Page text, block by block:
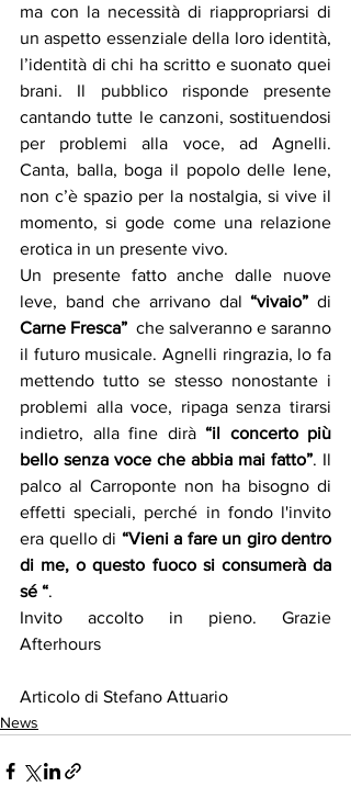
ma con la necessità di riappropriarsi di
un aspetto essenziale della loro identità,
l’identità di chi ha scritto e suonato quei
brani. Il pubblico risponde presente
cantando tutte le canzoni, sostituendosi
per problemi alla voce, ad Agnelli.
Canta, balla, boga il popolo delle Iene,
non c’è spazio per la nostalgia, si vive il
momento, si gode come una relazione
erotica in un presente vivo.
Un presente fatto anche dalle nuove
leve, band che arrivano dal “vivaio”
Carne Fresca” che salveranno e saranno
il futuro musicale. Agnelli ringrazia, lo fa
mettendo tutto se stesso nonostante i
problemi alla voce, ripaga senza tirarsi
indietro, alla fine dirà “il concerto più
bello senza voce che abbia mai fatto”. Il
palco al Carroponte non ha bisogno di
effetti speciali, perché in fondo l'invito
era quello di “Vieni a fare un giro dentro
di me, o questo fuoco si consumerà da
sé “.
Invito accolto in pieno. Grazie
Afterhours
Articolo di Stefano Attuario
News